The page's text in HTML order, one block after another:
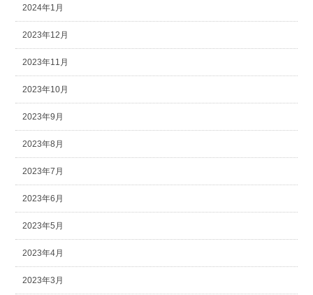
2024年1月
2023年12月
2023年11月
2023年10月
2023年9月
2023年8月
2023年7月
2023年6月
2023年5月
2023年4月
2023年3月